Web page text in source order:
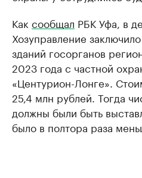
Как сообщал РБК Уфа, в
Хозуправление
зданий госорганов
2023 года с частной
«Центурион-Лонге».
25,4 млн рублей. Тогда
должны были быть
было в полтора раза